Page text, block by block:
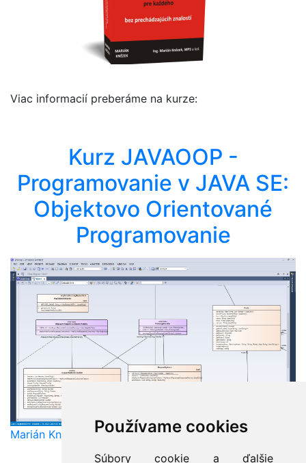
Používame cookies
Súbory cookie a ďalšie
Viac informacií preberáme na kurze:
Kurz JAVAOOP -
Programovanie v JAVA SE:
Objektovo Orientované
Programovanie
Marián Knězek